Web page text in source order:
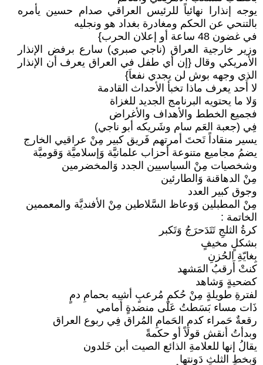
يوجه إنذارا نهائياً للرئيس العراقي صدام حسين يأمره
بالتنحي عن الحكم ومغادرة بغداد هو ونجليه
في غضون 48 ساعة أو إعلان الحرب}
وزير خارجية العراق (ناجي صبري) سارع برفض الإنذار
الأمريكي وقال {إن أي طفل في العراق يعرف أن الإنذار
الذي وجهه بوش لن يجدي نفعاَ}
لا أَحد يعرف ماذا تخبأ الأحداث القادمة
وَلا ما يحتويه البرنامج الجديد للغزاة
فجميع الخطط والأهداف والأغراض
فِي (جعبة العَم سام وشَريكه أبو ناجي)
يسير منقاداً تَحتَ أمرتهم فَريق كبير مِنْ عراقيي الخارج
يضمُ مجاميع متنوعة أحزاب علمانيَّة وَإسلاميَّة وَقوميَّة
وشخصيات مِنْ السياسيين الجدد وَالمخضرمين
مِنْ الدهاقنة وَالطارئين
وجوق كبير العدد
مِنْ المطبلين وَوعاظ السَّلاطين مِنْ الأفنديَّة والمعممين
الخاتمة :
كرةُ الثلجِ تَتَدَحرَجُ وَتَكبر
بشكلٍ مخيفٍ
بِغايّةِ الحُزنِ
كنتْ أَرقبُ المَشهد
كضحيةٍ وَشاهد
لفترةِ طويلةٍ مِنْ حُكمٍ مُرعبٍ أشبه بحمامِ دمٍ
ذَات مساء بَسَطتُ عَلَى منضدةٍ أَمامي
رقعةٌ حَمراء كدمِ الحَمامِ المُراق فِي ربوع العراق
وبدأتُ أنقش قولاً أو حكمةً
يقالُ إنها للعلامةِ الذائع الصيت أبن خَلدون
وَبخطِ الثلثِ دَونتها